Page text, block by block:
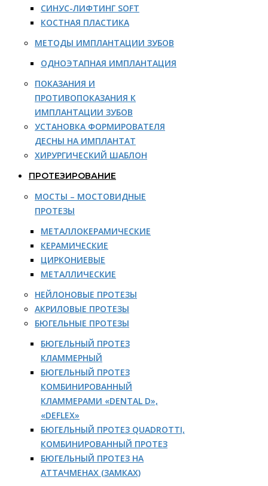
СИНУС-ЛИФТИНГ SOFT
КОСТНАЯ ПЛАСТИКА
МЕТОДЫ ИМПЛАНТАЦИИ ЗУБОВ
ОДНОЭТАПНАЯ ИМПЛАНТАЦИЯ
ПОКАЗАНИЯ И
ПРОТИВОПОКАЗАНИЯ К
ИМПЛАНТАЦИИ ЗУБОВ
УСТАНОВКА ФОРМИРОВАТЕЛЯ
ДЕСНЫ НА ИМПЛАНТАТ
ХИРУРГИЧЕСКИЙ ШАБЛОН
ПРОТЕЗИРОВАНИЕ
МОСТЫ – МОСТОВИДНЫЕ
ПРОТЕЗЫ
МЕТАЛЛОКЕРАМИЧЕСКИЕ
КЕРАМИЧЕСКИЕ
ЦИРКОНИЕВЫЕ
МЕТАЛЛИЧЕСКИЕ
НЕЙЛОНОВЫЕ ПРОТЕЗЫ
АКРИЛОВЫЕ ПРОТЕЗЫ
БЮГЕЛЬНЫЕ ПРОТЕЗЫ
БЮГЕЛЬНЫЙ ПРОТЕЗ
КЛАММЕРНЫЙ
БЮГЕЛЬНЫЙ ПРОТЕЗ
КОМБИНИРОВАННЫЙ
КЛАММЕРАМИ «DENTAL D»,
«DEFLEX»
БЮГЕЛЬНЫЙ ПРОТЕЗ QUADROTTI,
КОМБИНИРОВАННЫЙ ПРОТЕЗ
БЮГЕЛЬНЫЙ ПРОТЕЗ НА
АТТАЧМЕНАХ (ЗАМКАХ)